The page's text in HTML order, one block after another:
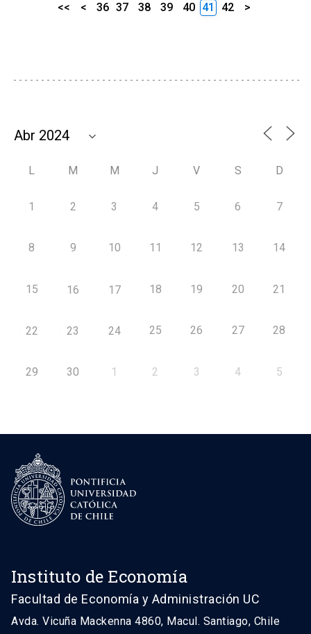
<< < 36 37 38 39 40 41 42 >
L M M J V S D
1 2 3 4 5 6 7
8 9 10 11 12 13 14
15 16 17 18 19 20 21
22 23 24 25 26 27 28
29 30 1 2 3 4 5
Instituto de Economía
Facultad de Economía y Administración UC
Avda. Vicuña Mackenna 4860, Macul. Santiago, Chile